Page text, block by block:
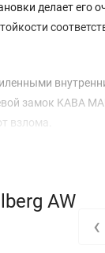
делает его
замок KABA
взлома.
В
AW
‹